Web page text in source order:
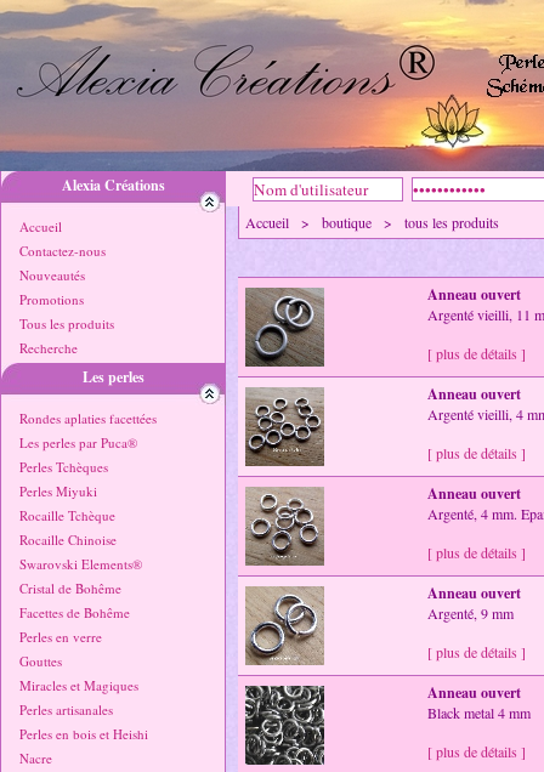
Alexia Créations
Accueil
Contactez-nous
Nouveautés
Promotions
Tous les produits
Recherche
Les perles
Rondes aplaties facettées
Les perles par Puca®
Perles Tchèques
Perles Miyuki
Rocaille Tchèque
Rocaille Chinoise
Swarovski Elements®
Cristal de Bohême
Facettes de Bohême
Perles en verre
Gouttes
Miracles et Magiques
Perles artisanales
Perles en bois et Heishi
Nacre
Accueil > boutique > tous les produits
Anneau ouvert
Argenté vieilli, 11
[ plus de détails ]
Anneau ouvert
Argenté vieilli, 4
[ plus de détails ]
Anneau ouvert
Argenté, 4 mm.
[ plus de détails ]
Anneau ouvert
Argenté, 9 mm
[ plus de détails ]
Anneau ouvert
Black metal 4 mm
[ plus de détails ]